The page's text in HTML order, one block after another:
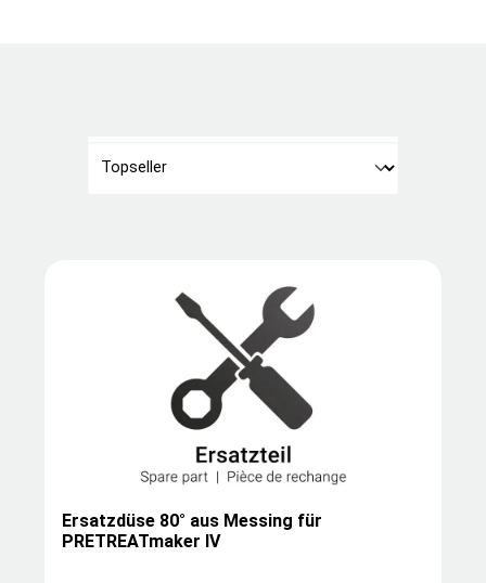
Ersatzdüse 80° aus Messing für
PRETREATmaker IV